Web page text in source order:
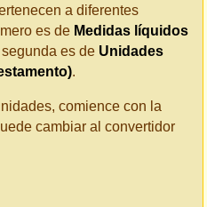
a diferentes
es de Medidas líquidos
segunda es de Unidades
.
comience con la
cambiar al convertidor